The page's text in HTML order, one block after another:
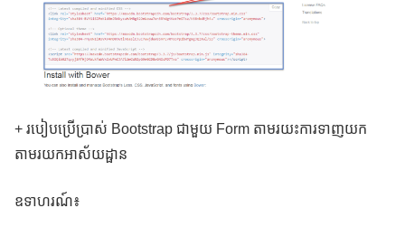
+ របៀបប្រើប្រាស់ Bootstrap ជាមួយ Form តាមរយះការទាញយក
តាមរយកអាស័យដ្ផាន
ឧទាហរណ៍៖